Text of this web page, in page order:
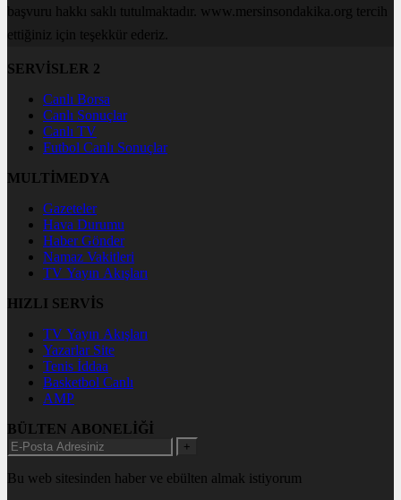
başvuru hakkı saklı tutulmaktadır. www.mersinsondakika.org tercih
ettiğiniz için teşekkür ederiz.
SERVİSLER 2
Canlı Borsa
Canlı Sonuçlar
Canlı TV
Futbol Canlı Sonuçlar
MULTİMEDYA
Gazeteler
Hava Durumu
Haber Gönder
Namaz Vakitleri
TV Yayın Akışları
HIZLI SERVİS
TV Yayın Akışları
Yazarlar Site
Tenis İddaa
Basketbol Canlı
AMP
BÜLTEN ABONELİĞİ
+
Bu web sitesinden haber ve ebülten almak istiyorum